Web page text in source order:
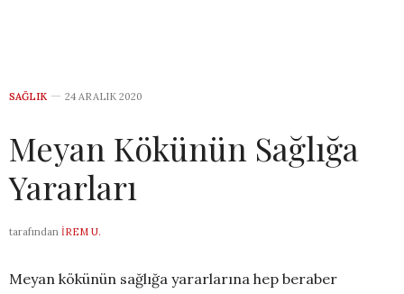
SAĞLIK 24 ARALIK 2020
Meyan Kökünün Sağlığa
Yararları
tarafından İREM U.
Meyan kökünün sağlığa yararlarına hep beraber